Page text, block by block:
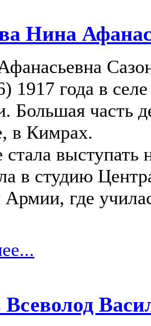
Нина
1917 года в
Большая часть
в Кимрах.
выступать
в студию
где